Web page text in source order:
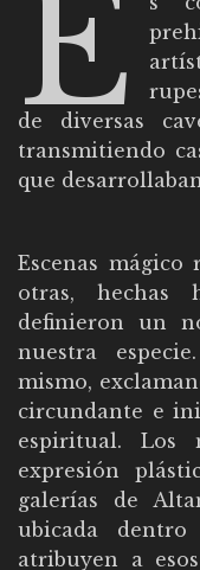
E
de diversas
transmitiendo
que
Escenas mágico
otras, hechas
definieron un
nuestra
mismo,
circundante e
espiritual. Los
expresión
galerías de
ubicada
atribuyen a